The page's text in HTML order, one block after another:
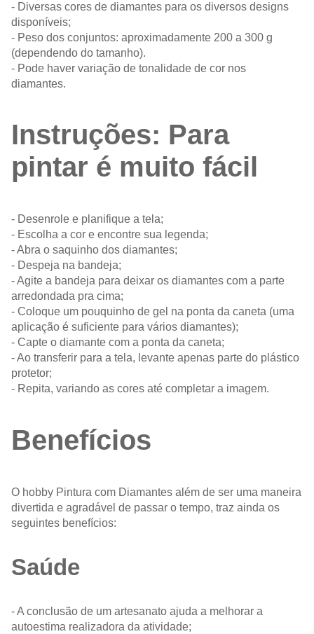
- Diversas cores de diamantes para os diversos designs
disponíveis;
- Peso dos conjuntos: aproximadamente 200 a 300 g
(dependendo do tamanho).
- Pode haver variação de tonalidade de cor nos
diamantes.
Instruções: Para
pintar é muito fácil
- Desenrole e planifique a tela;
- Escolha a cor e encontre sua legenda;
- Abra o saquinho dos diamantes;
- Despeja na bandeja;
- Agite a bandeja para deixar os diamantes com a parte
arredondada pra cima;
- Coloque um pouquinho de gel na ponta da caneta (uma
aplicação é suficiente para vários diamantes);
- Capte o diamante com a ponta da caneta;
- Ao transferir para a tela, levante apenas parte do plástico
protetor;
- Repita, variando as cores até completar a imagem.
Benefícios
O hobby Pintura com Diamantes além de ser uma maneira
divertida e agradável de passar o tempo, traz ainda os
seguintes benefícios:
Saúde
- A conclusão de um artesanato ajuda a melhorar a
autoestima realizadora da atividade;